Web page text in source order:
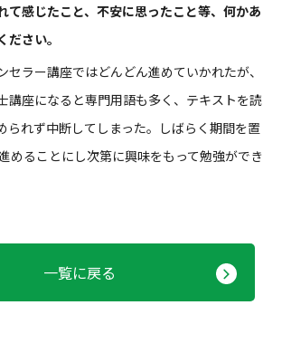
て感じたこと、不安に思ったこと等、何かあ
ださい。
セラー講座ではどんどん進めていかれたが、
講座になると専門用語も多く、テキストを読
られず中断してしまった。しばらく期間を置
めることにし次第に興味をもって勉強ができ
一覧に戻る